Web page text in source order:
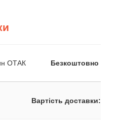
ОТАК Безкоштовно
Вартість доставки: